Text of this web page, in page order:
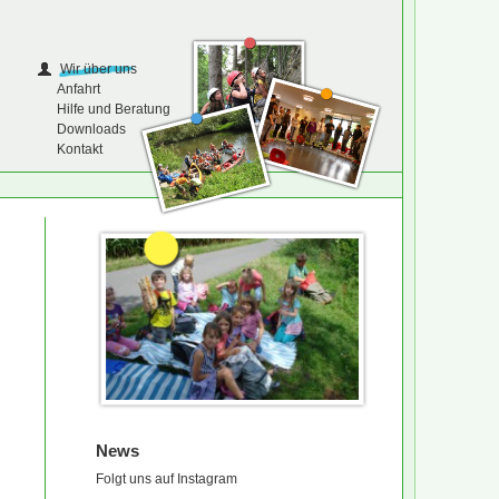
Wir über uns
Anfahrt
Hilfe und Beratung
Downloads
Kontakt
News
Folgt uns auf Instagram